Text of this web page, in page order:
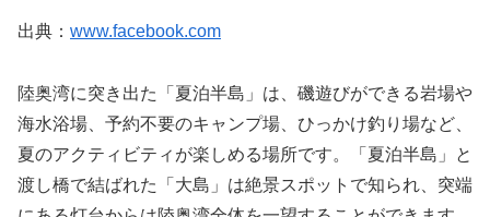
出典： www.facebook.com
陸奥湾に突き出た「夏泊半島」は、磯遊びができる岩場や
海水浴場、予約不要のキャンプ場、ひっかけ釣り場など、
夏のアクティビティが楽しめる場所です。「夏泊半島」と
渡し橋で結ばれた「大島」は絶景スポットで知られ、突端